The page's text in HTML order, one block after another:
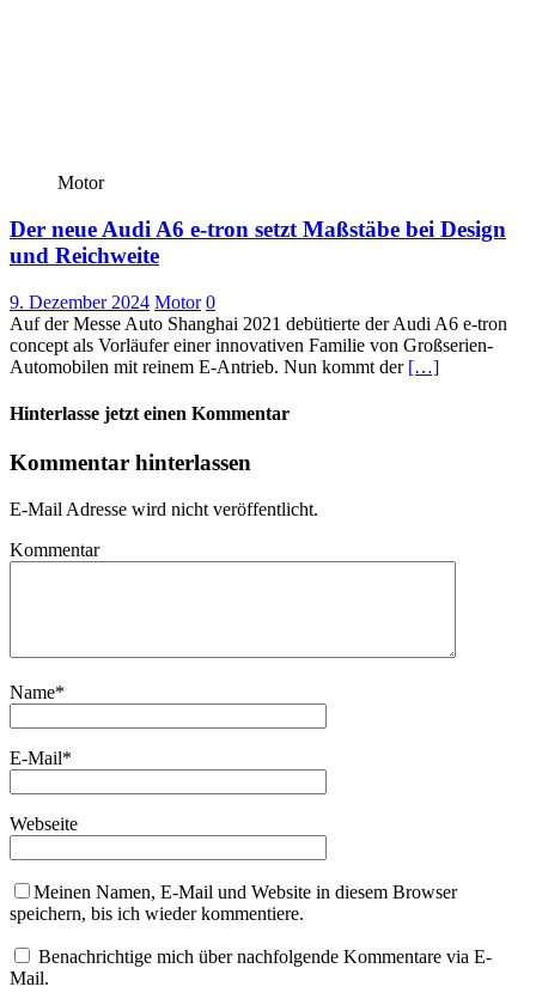
Motor
Der neue Audi A6 e-tron setzt Maßstäbe bei Design
und Reichweite
9. Dezember 2024 Motor 0
Auf der Messe Auto Shanghai 2021 debütierte der Audi A6 e-tron
concept als Vorläufer einer innovativen Familie von Großserien-
Automobilen mit reinem E-Antrieb. Nun kommt der […]
Hinterlasse jetzt einen Kommentar
Kommentar hinterlassen
E-Mail Adresse wird nicht veröffentlicht.
Kommentar
Name*
E-Mail*
Webseite
Meinen Namen, E-Mail und Website in diesem Browser
speichern, bis ich wieder kommentiere.
Benachrichtige mich über nachfolgende Kommentare via E-
Mail.